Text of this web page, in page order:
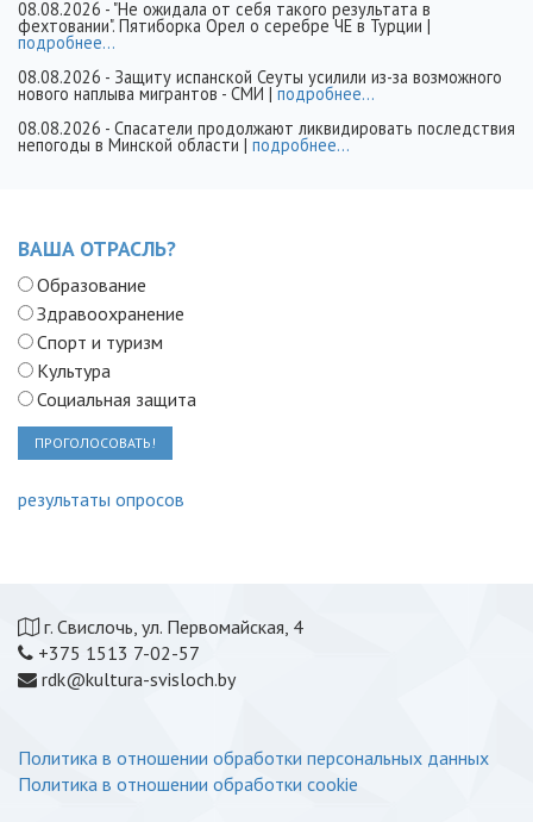
08.08.2026 - "Не ожидала от себя такого результата в
фехтовании". Пятиборка Орел о серебре ЧЕ в Турции |
подробнее...
08.08.2026 - Защиту испанской Сеуты усилили из-за возможного
нового наплыва мигрантов - СМИ |подробнее...
08.08.2026 - Спасатели продолжают ликвидировать последствия
непогоды в Минской области | подробнее...
ВАША ОТРАСЛЬ?
Образование
Здравоохранение
Спорт и туризм
Культура
Социальная защита
ПРОГОЛОСОВАТЬ!
результаты опросов
г. Свислочь, ул. Первомайская, 4
+375 1513 7-02-57
rdk@kultura-svisloch.by
Политика в отношении обработки персональных данных
Политика в отношении обработки cookie